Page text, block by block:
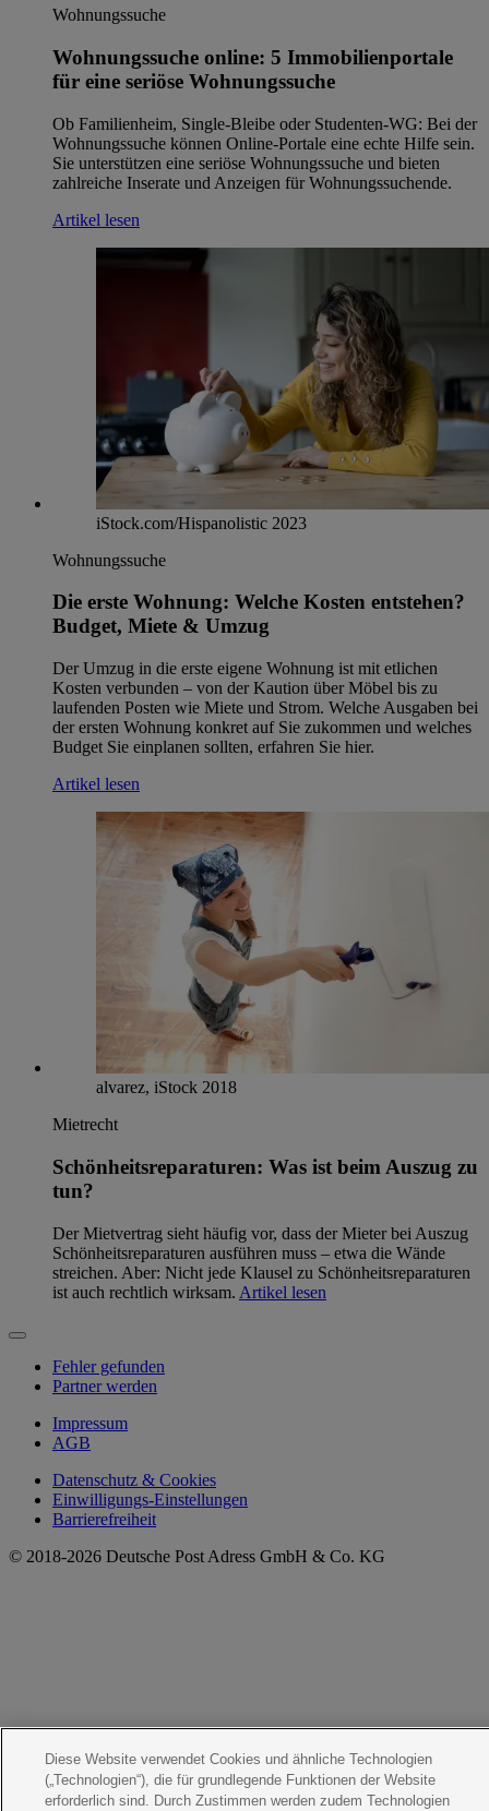
Wohnungssuche
Wohnungssuche online: 5 Immobilienportale
für eine seriöse Wohnungssuche
Ob Familienheim, Single-Bleibe oder Studenten-WG: Bei der
Wohnungssuche können Online-Portale eine echte Hilfe sein.
Sie unterstützen eine seriöse Wohnungssuche und bieten
zahlreiche Inserate und Anzeigen für Wohnungssuchende.
Artikel lesen
iStock.com/Hispanolistic 2023
Wohnungssuche
Die erste Wohnung: Welche Kosten entstehen?
Budget, Miete & Umzug
Der Umzug in die erste eigene Wohnung ist mit etlichen
Kosten verbunden – von der Kaution über Möbel bis zu
laufenden Posten wie Miete und Strom. Welche Ausgaben bei
der ersten Wohnung konkret auf Sie zukommen und welches
Budget Sie einplanen sollten, erfahren Sie hier.
Artikel lesen
alvarez, iStock 2018
Mietrecht
Schönheitsreparaturen: Was ist beim Auszug zu
tun?
Der Mietvertrag sieht häufig vor, dass der Mieter bei Auszug
Schönheitsreparaturen ausführen muss – etwa die Wände
streichen. Aber: Nicht jede Klausel zu Schönheitsreparaturen
ist auch rechtlich wirksam. Artikel lesen
Fehler gefunden
Partner werden
Impressum
AGB
Datenschutz & Cookies
Einwilligungs-Einstellungen
Barrierefreiheit
© 2018-2026 Deutsche Post Adress GmbH & Co. KG
Diese Website verwendet Cookies und ähnliche Technologien
(„Technologien“), die für grundlegende Funktionen der Website
erforderlich sind. Durch Zustimmen werden zudem Technologien